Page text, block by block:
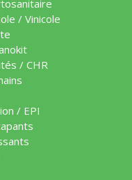
/ Vinicole
/ CHR
/ EPI